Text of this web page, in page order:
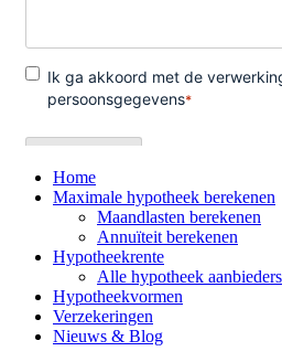
Home
Maximale hypotheek berekenen
Maandlasten berekenen
Annuïteit berekenen
Hypotheekrente
Alle hypotheek aanbieders
Hypotheekvormen
Verzekeringen
Nieuws & Blog